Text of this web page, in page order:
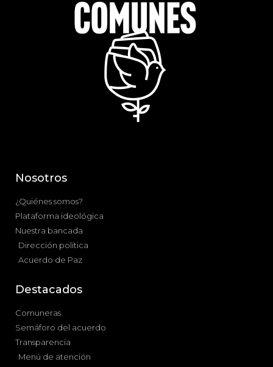
Nosotros
¿Quiénes somos?
Plataforma ideológica
Nuestra bancada
Dirección política
Acuerdo de Paz
Destacados
Comuneras
Semáforo del acuerdo
Transparencia
Menú de atención